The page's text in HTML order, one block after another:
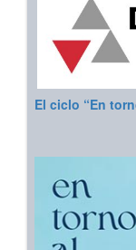
El ciclo “En